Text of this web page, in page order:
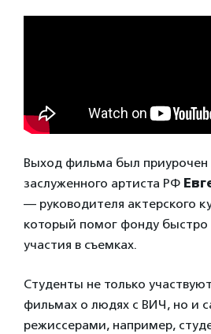
Выход фильма был
заслуженного артиста РФ
— руководителя актерского
который помог фонду быстро
участия в съемках.
Студенты не только
фильмах о людях с ВИЧ, но и
режиссерами, например,